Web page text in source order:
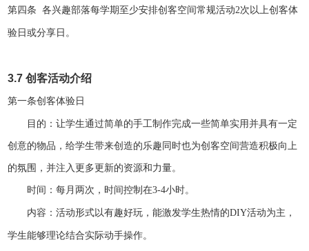
第四条 各兴趣部落每学期至少安排创客空间常规活动2次以上创客体
验日或分享日。
3.7创客活动介绍
第一条创客体验日
目的：让学生通过简单的手工制作完成一些简单实用并具有一定
创意的物品，给学生带来创造的乐趣同时也为创客空间营造积极向上
的氛围，并注入更多更新的资源和力量。
时间：每月两次，时间控制在3-4小时。
内容：活动形式以有趣好玩，能激发学生热情的DIY活动为主，
学生能够理论结合实际动手操作。